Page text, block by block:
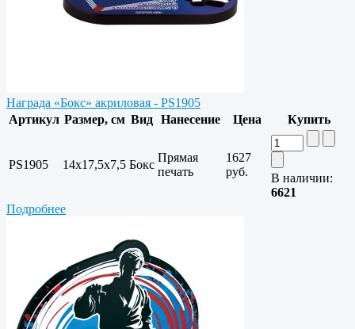
Награда «Бокс» акриловая - PS1905
Артикул Размер, см Вид Нанесение Цена Купить
PS1905 14х17,5х7,5 Бокс
Прямая
печать
1627
руб.
В наличии:
6621
Подробнее